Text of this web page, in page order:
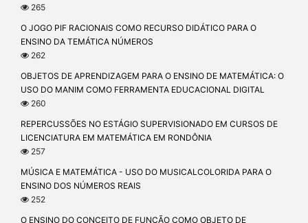
265
O JOGO PIF RACIONAIS COMO RECURSO DIDÁTICO PARA O
ENSINO DA TEMÁTICA NÚMEROS
262
OBJETOS DE APRENDIZAGEM PARA O ENSINO DE MATEMÁTICA: O
USO DO MANIM COMO FERRAMENTA EDUCACIONAL DIGITAL
260
REPERCUSSÕES NO ESTÁGIO SUPERVISIONADO EM CURSOS DE
LICENCIATURA EM MATEMÁTICA EM RONDÔNIA
257
MÚSICA E MATEMÁTICA - USO DO MUSICALCOLORIDA PARA O
ENSINO DOS NÚMEROS REAIS
252
O ENSINO DO CONCEITO DE FUNÇÃO COMO OBJETO DE